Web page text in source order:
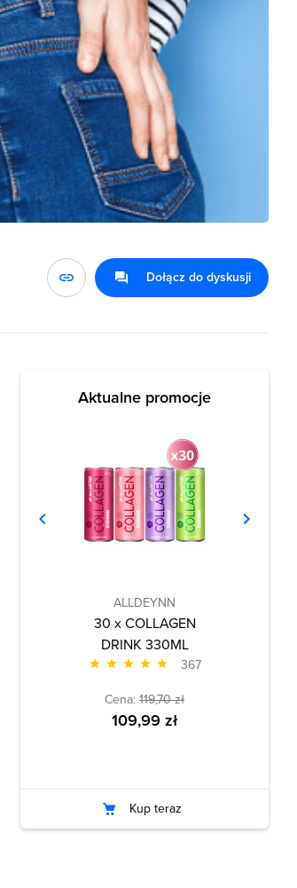
Dołącz do dyskusji
Aktualne promocje
ALLDEYNN
30 x COLLAGEN
DRINK 330ML
367
Cena: 119,70 zł
109,99 zł
Kup teraz